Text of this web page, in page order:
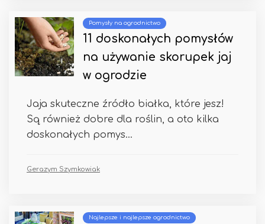
Pomysły na ogrodnictwo
11 doskonałych pomysłów
na używanie skorupek jaj
w ogrodzie
Jaja skuteczne źródło białka, które jesz!
Są również dobre dla roślin, a oto kilka
doskonałych pomys...
Gerazym Szymkowiak
Najlepsze i najlepsze ogrodnictwo